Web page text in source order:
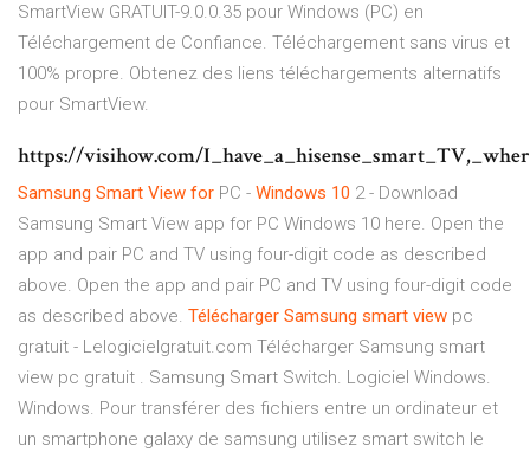
SmartView GRATUIT-9.0.0.35 pour Windows (PC) en
Téléchargement de Confiance. Téléchargement sans virus et
100% propre. Obtenez des liens téléchargements alternatifs
pour SmartView.
https://visihow.com/
Samsung Smart View for PC - Windows 10 2 - Download
Samsung Smart View app for PC Windows 10 here. Open the
app and pair PC and TV using four-digit code as described
above. Open the app and pair PC and TV using four-digit code
as described above. Télécharger Samsung smart view pc
gratuit - Lelogicielgratuit.com Télécharger Samsung smart
view pc gratuit . Samsung Smart Switch. Logiciel Windows.
Windows. Pour transférer des fichiers entre un ordinateur et
un smartphone galaxy de samsung utilisez smart switch le